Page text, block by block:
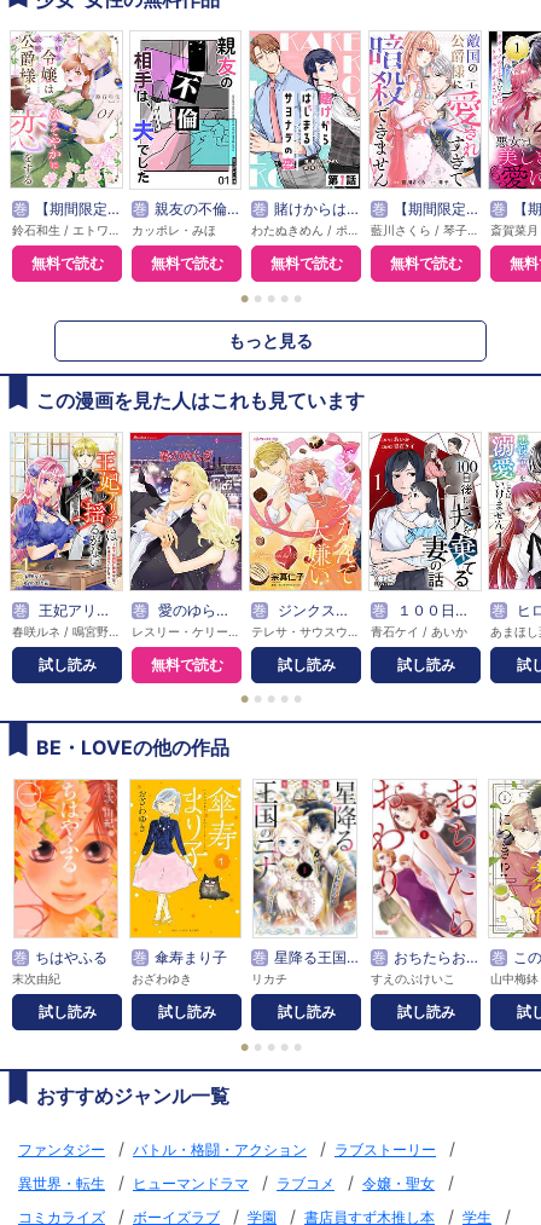
巻 【期間限定無料】本好き令嬢は敏腕公爵様とひそやかに恋をする
無料で読む
巻 親友の不倫相手は、夫でした【単話版】
カッポレ・みほ
無料で読む
巻 賭けからはじまるサヨナラの恋【単話版】
無料で読む
巻 【期間限定無料】敵国の公爵様に愛されすぎて暗殺できません！
無料で読む
巻 【期間限定無
無
● ● ● ● ●
もっと見る
この漫画を見た人はこれも見ています
巻 王妃アリアは揺るがない～陛下は側妃に夢中なので、私は国造りいたします～【電子単行本版】
試し読み
巻 愛のゆらぎ【分冊】
無料で読む
巻 ジンクスなんて大嫌い
試し読み
巻 １００日後に夫を棄てる妻の話
青石ケイ / あいか
試し読み
巻 ヒロインのシスコンお兄
試
● ● ● ● ●
BE・LOVEの他の作品
巻 ちはやふる
末次由紀
試し読み
巻 傘寿まり子
おざわゆき
試し読み
巻 星降る王国のニナ
リカチ
試し読み
巻 おちたらおわり
すえのぶけいこ
試し読み
巻 この恋
山中梅鉢
試
● ● ● ● ●
おすすめジャンル一覧
ファンタジー / バトル・格闘・アクション / ラブストーリー /
異世界・転生 / ヒューマンドラマ / ラブコメ / 令嬢・聖女 /
コミカライズ / ボーイズラブ / 学園 / 書店員すず木推し本 / 学生 /